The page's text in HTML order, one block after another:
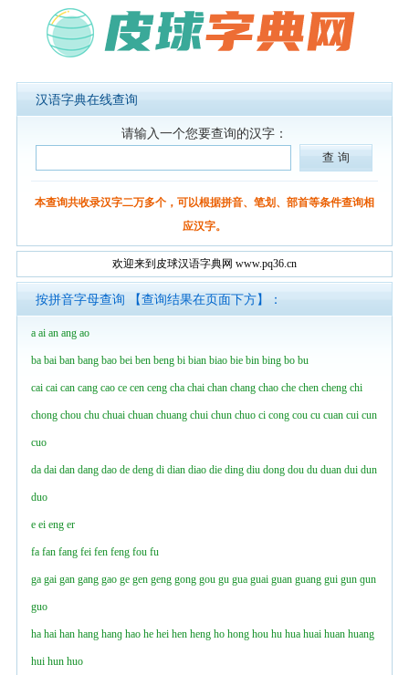
汉语字典在线查询
请输入一个您要查询的汉字：
本查询共收录汉字二万多个，可以根据拼音、笔划、部首等条件查询相
应汉字。
欢迎来到皮球汉语字典网 www.pq36.cn
按拼音字母查询 【查询结果在页面下方】：
a ai an ang ao
ba bai ban bang bao bei ben beng bi bian biao bie bin bing bo bu
cai cai can cang cao ce cen ceng cha chai chan chang chao che chen cheng chi
chong chou chu chuai chuan chuang chui chun chuo ci cong cou cu cuan cui cun
cuo
da dai dan dang dao de deng di dian diao die ding diu dong dou du duan dui dun
duo
e ei eng er
fa fan fang fei fen feng fou fu
ga gai gan gang gao ge gen geng gong gou gu gua guai guan guang gui gun ɡun
guo
ha hai han hang hanɡ hao he hei hen heng ho hong hou hu hua huai huan huang
hui hun huo